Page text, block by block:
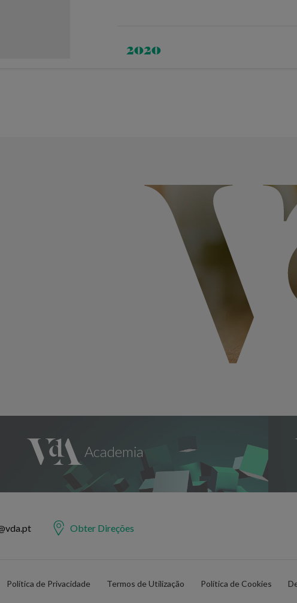
2020
Obter Direções
Política de Privacidade Termos de Utilização Política de Cookies